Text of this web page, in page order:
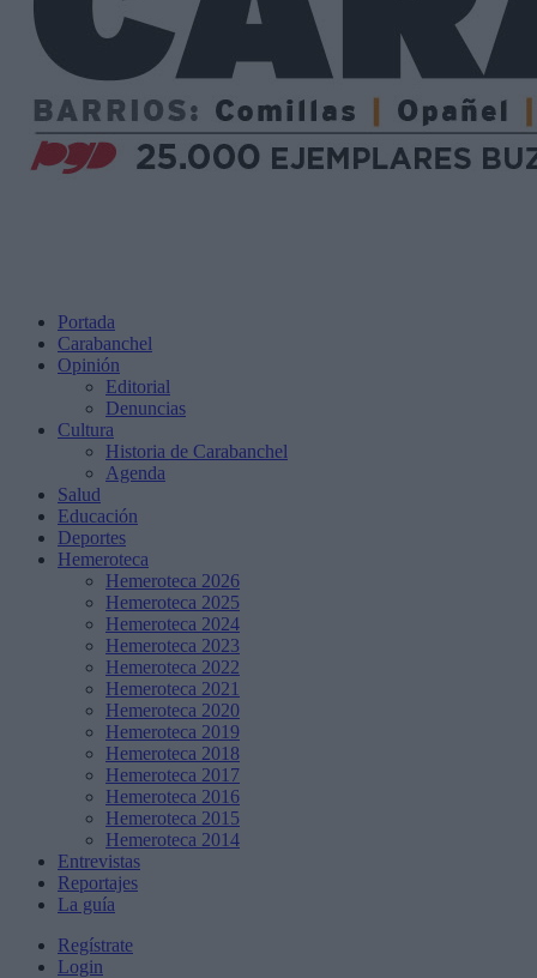
Portada
Carabanchel
Opinión
Editorial
Denuncias
Cultura
Historia de Carabanchel
Agenda
Salud
Educación
Deportes
Hemeroteca
Hemeroteca 2026
Hemeroteca 2025
Hemeroteca 2024
Hemeroteca 2023
Hemeroteca 2022
Hemeroteca 2021
Hemeroteca 2020
Hemeroteca 2019
Hemeroteca 2018
Hemeroteca 2017
Hemeroteca 2016
Hemeroteca 2015
Hemeroteca 2014
Entrevistas
Reportajes
La guía
Regístrate
Login